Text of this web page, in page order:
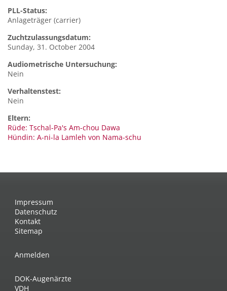
PLL-Status:
Anlageträger (carrier)
Zuchtzulassungsdatum:
Sunday, 31. October 2004
Audiometrische Untersuchung:
Nein
Verhaltenstest:
Nein
Eltern:
Rüde: Tschal-Pa's Am-chou Dawa
Hündin: A-ni-la Lamleh von Nama-schu
Impressum
Datenschutz
Kontakt
Sitemap
Anmelden
DOK-Augenärzte
VDH